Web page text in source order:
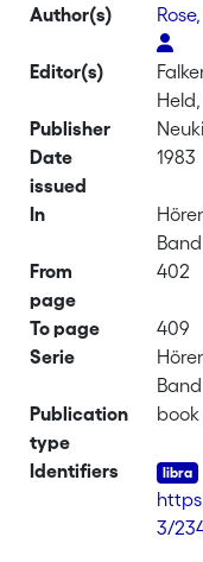
Author(s)
Editor(s)
Held,
Publisher
Date
issued
1983
In
From
page
402
To page
409
Serie
Publication
type
Identifiers
3/